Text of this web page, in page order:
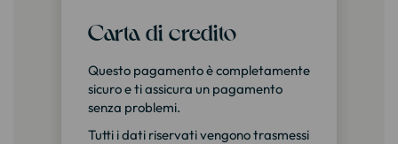
Carta di credito
Questo pagamento è completamente
sicuro e ti assicura un pagamento
senza problemi.
Tutti i dati riservati vengono trasmessi